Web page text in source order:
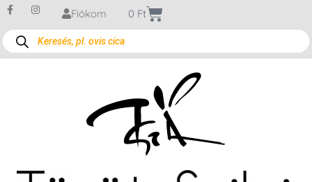
Fiókom 0 Ft